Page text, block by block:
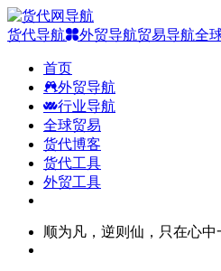
货代导航 外贸导航贸易导航全
首页
外贸导航
行业导航
全球贸易
货代博客
货代工具
外贸工具
顺为凡，逆则仙，只在心